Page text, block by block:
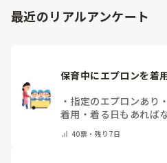
最近のリアルアンケート
保育中にエプロンを着
・ 指定のエプロンあり ・
着用 ・着る日もあれば
で教えてください)
40票・ 残り7日